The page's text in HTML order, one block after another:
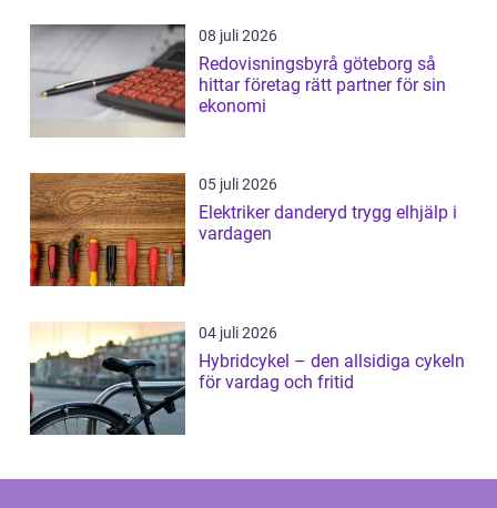
08 juli 2026
Redovisningsbyrå göteborg så
hittar företag rätt partner för sin
ekonomi
05 juli 2026
Elektriker danderyd trygg elhjälp i
vardagen
04 juli 2026
Hybridcykel – den allsidiga cykeln
för vardag och fritid